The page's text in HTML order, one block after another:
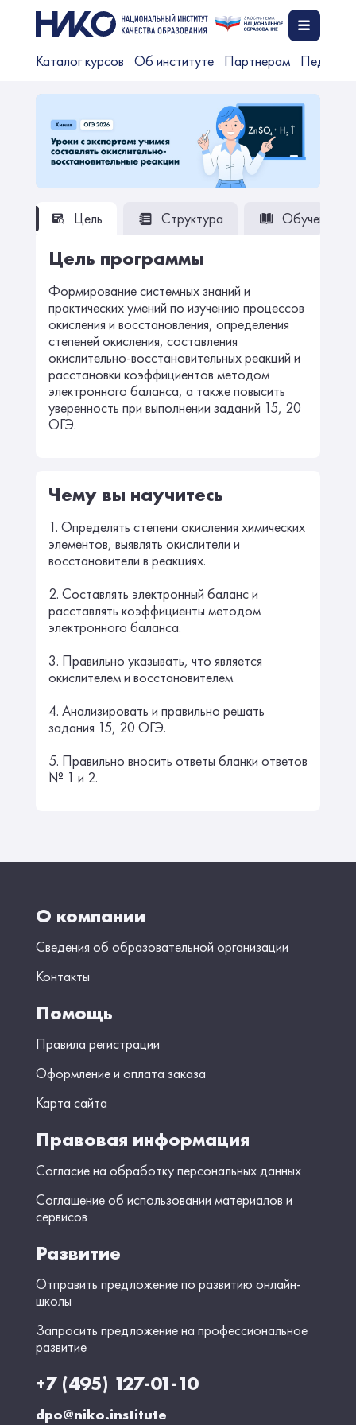
Каталог курсов Об институте Партнерам
Цель Структура Обучение
Цель программы
Формирование системных знаний и
практических умений по изучению процессов
окисления и восстановления, определения
степеней окисления, составления
окислительно-восстановительных реакций и
расстановки коэффициентов методом
электронного баланса, а также повысить
уверенность при выполнении заданий 15, 20
ОГЭ.
Чему вы научитесь
1. Определять степени окисления химических
элементов, выявлять окислители и
восстановители в реакциях.
2. Составлять электронный баланс и
расставлять коэффициенты методом
электронного баланса.
3. Правильно указывать, что является
окислителем и восстановителем.
4. Анализировать и правильно решать
задания 15, 20 ОГЭ.
5. Правильно вносить ответы бланки ответов
№ 1 и 2.
О компании
Сведения об образовательной организации
Контакты
Помощь
Правила регистрации
Оформление и оплата заказа
Карта сайта
Правовая информация
Согласие на обработку персональных данных
Соглашение об использовании материалов и
сервисов
Развитие
Отправить предложение по развитию онлайн-
школы
Запросить предложение на профессиональное
развитие
+7 (495) 127-01-10
dpo@niko.institute